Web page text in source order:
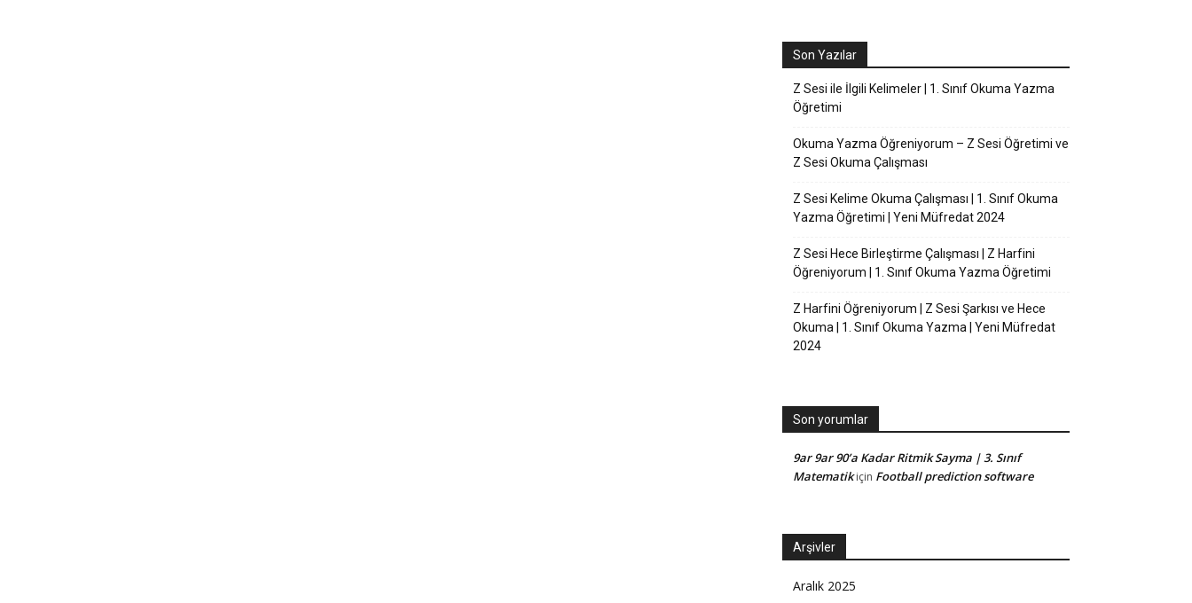
Son Yazılar
Z Sesi ile İlgili Kelimeler | 1. Sınıf Okuma Yazma
Öğretimi
Okuma Yazma Öğreniyorum – Z Sesi Öğretimi ve
Z Sesi Okuma Çalışması
Z Sesi Kelime Okuma Çalışması | 1. Sınıf Okuma
Yazma Öğretimi | Yeni Müfredat 2024
Z Sesi Hece Birleştirme Çalışması | Z Harfini
Öğreniyorum | 1. Sınıf Okuma Yazma Öğretimi
Z Harfini Öğreniyorum | Z Sesi Şarkısı ve Hece
Okuma | 1. Sınıf Okuma Yazma | Yeni Müfredat
2024
Son yorumlar
9ar 9ar 90’a Kadar Ritmik Sayma | 3. Sınıf
Matematikiçin Football prediction software
Arşivler
Aralık 2025